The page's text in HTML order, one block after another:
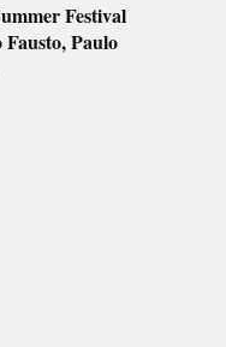
Festival
Paulo